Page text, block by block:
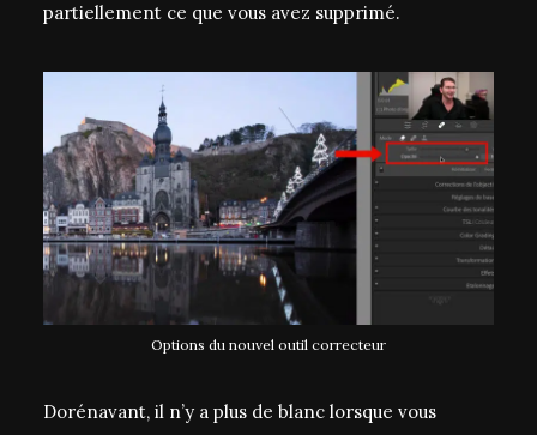
partiellement ce que vous avez supprimé.
Options du nouvel outil correcteur
Dorénavant, il n’y a plus de blanc lorsque vous